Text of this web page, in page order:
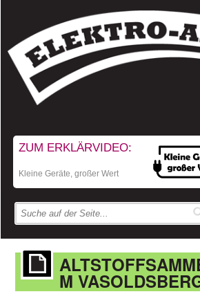
ZUM ERKLÄRVIDEO:
Kleine Geräte, großer Wert
M